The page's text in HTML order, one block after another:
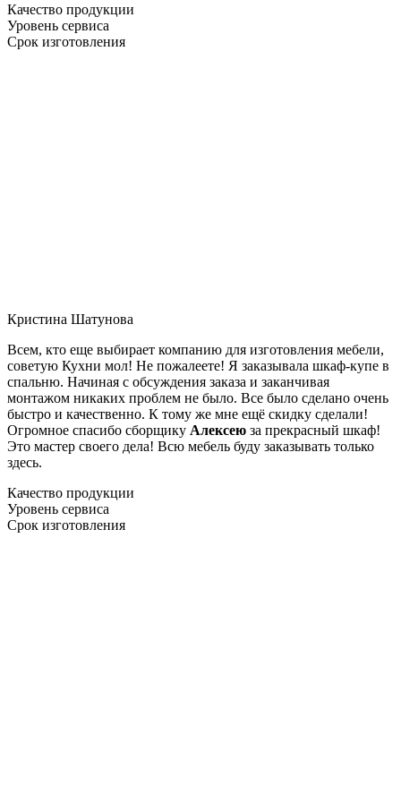
Качество продукции
Уровень сервиса
Срок изготовления
Кристина Шатунова
Всем, кто еще выбирает компанию для изготовления мебели,
советую Кухни мол! Не пожалеете! Я заказывала шкаф-купе в
спальню. Начиная с обсуждения заказа и заканчивая
монтажом никаких проблем не было. Все было сделано очень
быстро и качественно. К тому же мне ещё скидку сделали!
Огромное спасибо сборщику Алексею за прекрасный шкаф!
Это мастер своего дела! Всю мебель буду заказывать только
здесь.
Качество продукции
Уровень сервиса
Срок изготовления